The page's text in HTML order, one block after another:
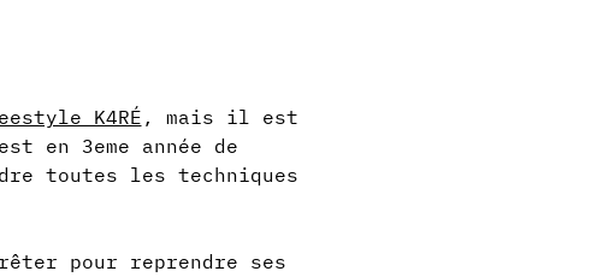
K4RÉ , mais il est
en 3eme année de
toutes les techniques
pour reprendre ses